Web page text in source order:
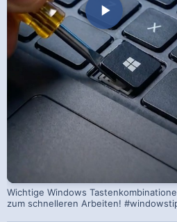
Wichtige Windows
zum schnelleren Arbeiten!